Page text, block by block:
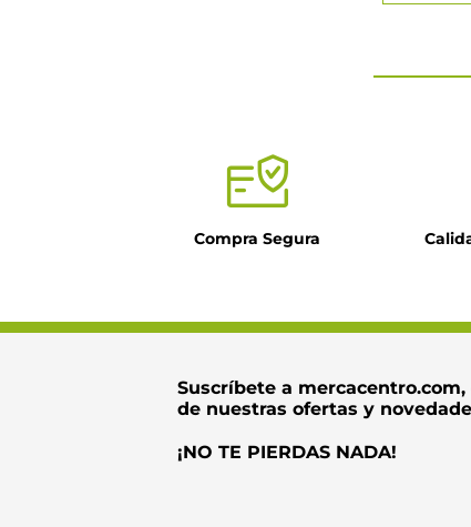
Dirección
Escribe un
Compra Segura
Suscríbete a
de nuestras ofertas y
¡NO TE PIERDAS NADA!